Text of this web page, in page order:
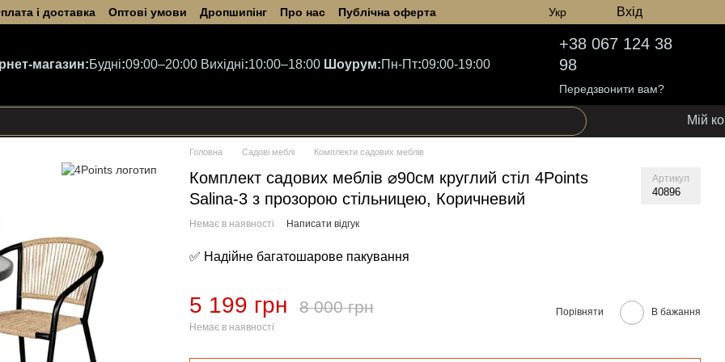
і доставка Оптові умови Дропшипінг Про нас
Публічна оферта
Укр Вхід
магазин:Будні:09:00–20:00 Вихідні:10:00–18:00 Шоурум:Пн-Пт:09:00-19:00
+38 067 124 38
98
Передзвонити вам?
Мій
Головна Садові меблі Комплекти садових меблів
Комплект садових меблів ⌀90см круглий стіл 4Points
Salina-3 з прозорою стільницею, Коричневий
Артикул
40896
Немає в наявності Написати відгук
✅ Надійне багатошарове пакування
5 199 грн 8 000 грн
Немає в наявності
Порівняти В бажання